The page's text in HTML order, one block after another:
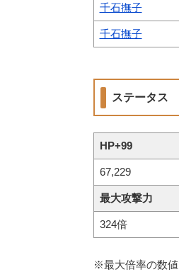
千石撫子
千石撫子
ステータス
HP+99
67,229
最大攻撃力
324倍
※最大倍率の数